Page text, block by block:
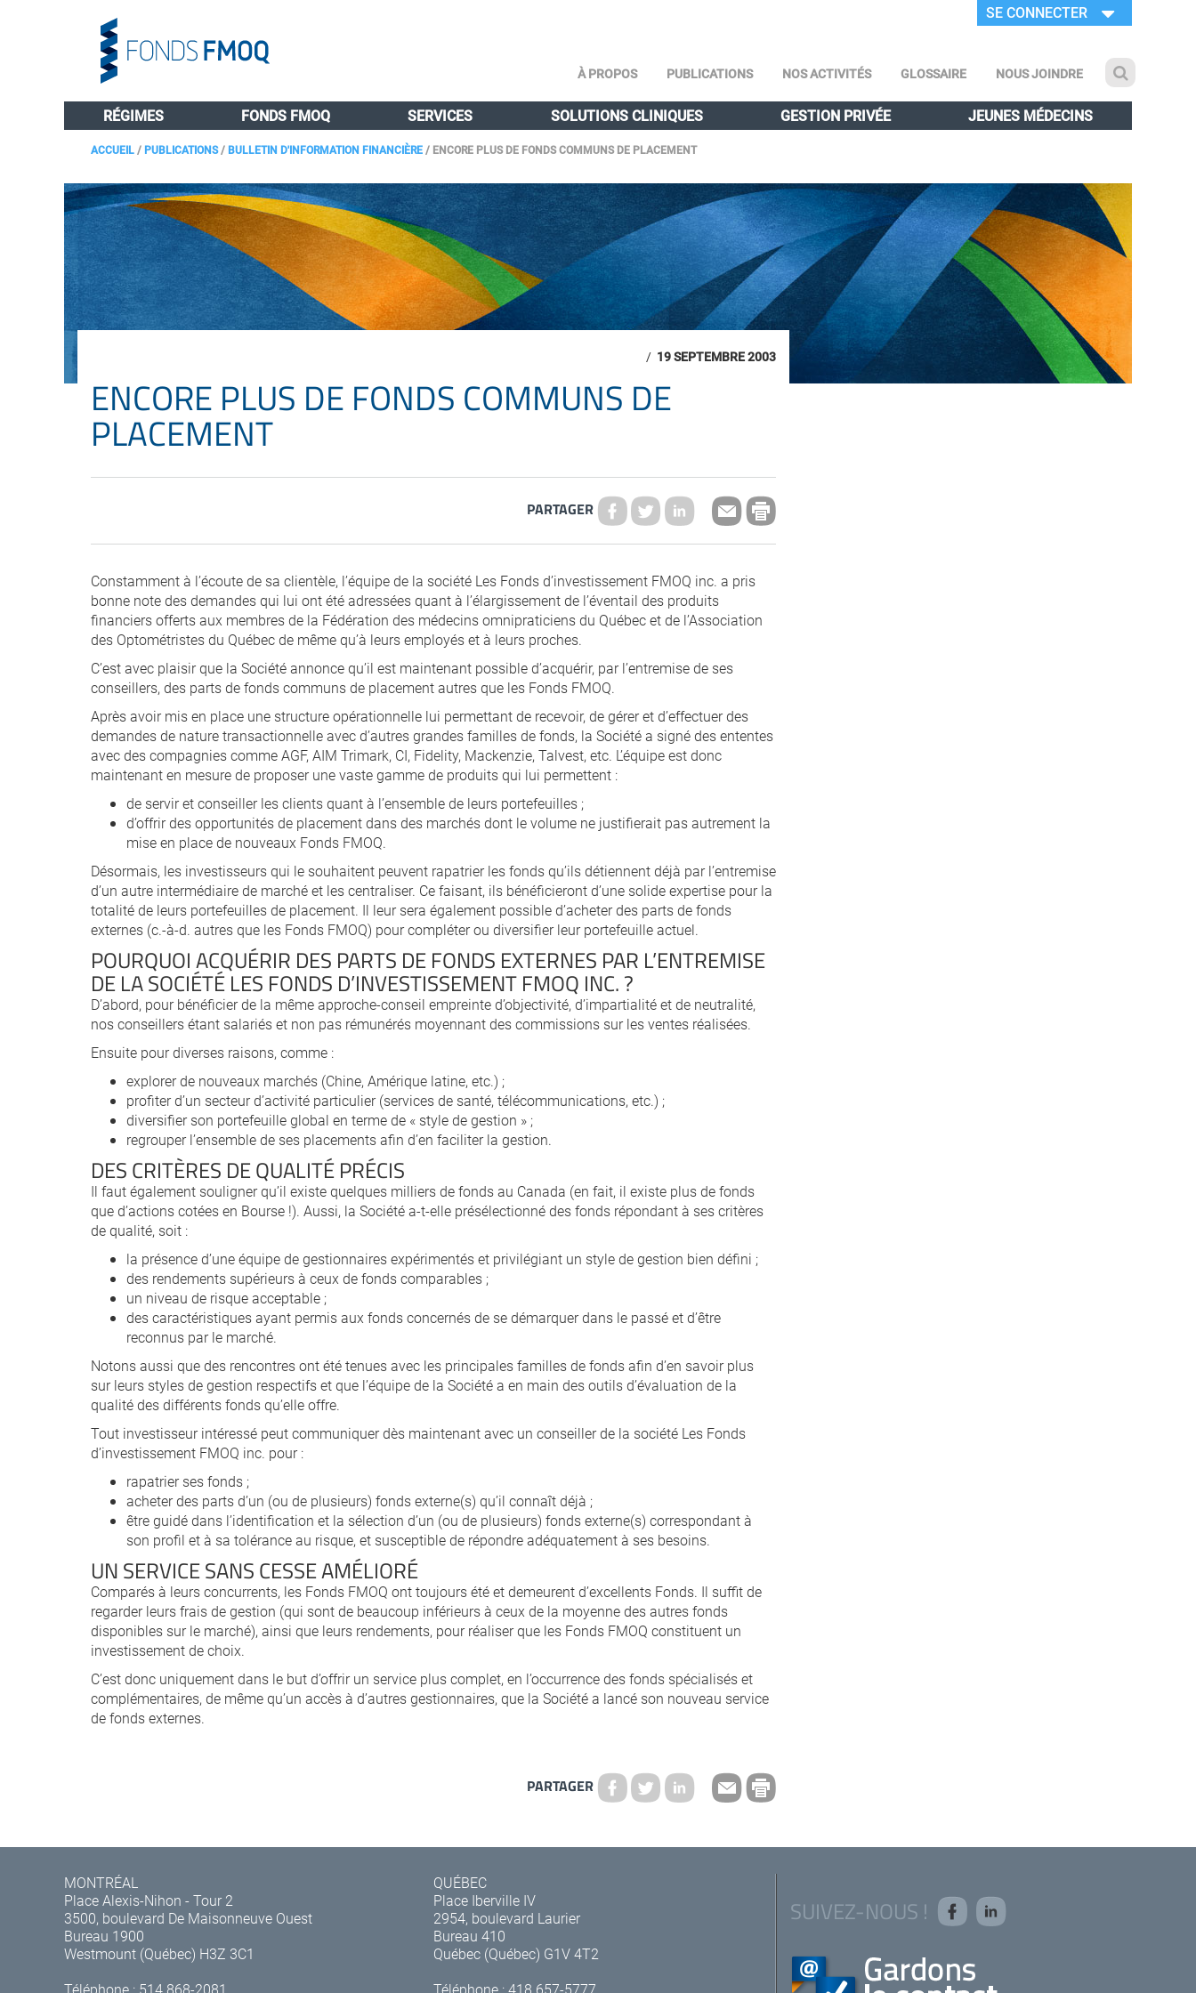
SE CONNECTER
À PROPOS PUBLICATIONS NOS ACTIVITÉS GLOSSAIRE NOUS JOINDRE
RÉGIMES FONDS FMOQ SERVICES SOLUTIONS CLINIQUES GESTION PRIVÉE JEUNES MÉDECINS
ACCUEIL/PUBLICATIONS/BULLETIN D'INFORMATION FINANCIÈRE/ ENCORE PLUS DE FONDS COMMUNS DE PLACEMENT
/ 19 SEPTEMBRE 2003
ENCORE PLUS DE FONDS COMMUNS DE
PLACEMENT
PARTAGER
Constamment à l’écoute de sa clientèle, l’équipe de la société Les Fonds d’investissement FMOQ inc. a pris
bonne note des demandes qui lui ont été adressées quant à l’élargissement de l’éventail des produits
financiers offerts aux membres de la Fédération des médecins omnipraticiens du Québec et de l’Association
des Optométristes du Québec de même qu’à leurs employés et à leurs proches.
C’est avec plaisir que la Société annonce qu’il est maintenant possible d’acquérir, par l’entremise de ses
conseillers, des parts de fonds communs de placement autres que les Fonds FMOQ.
Après avoir mis en place une structure opérationnelle lui permettant de recevoir, de gérer et d’effectuer des
demandes de nature transactionnelle avec d’autres grandes familles de fonds, la Société a signé des ententes
avec des compagnies comme AGF, AIM Trimark, CI, Fidelity, Mackenzie, Talvest, etc. L’équipe est donc
maintenant en mesure de proposer une vaste gamme de produits qui lui permettent :
de servir et conseiller les clients quant à l’ensemble de leurs portefeuilles ;
d’offrir des opportunités de placement dans des marchés dont le volume ne justifierait pas autrement la
mise en place de nouveaux Fonds FMOQ.
Désormais, les investisseurs qui le souhaitent peuvent rapatrier les fonds qu’ils détiennent déjà par l’entremise
d’un autre intermédiaire de marché et les centraliser. Ce faisant, ils bénéficieront d’une solide expertise pour la
totalité de leurs portefeuilles de placement. Il leur sera également possible d’acheter des parts de fonds
externes (c.-à-d. autres que les Fonds FMOQ) pour compléter ou diversifier leur portefeuille actuel.
POURQUOI ACQUÉRIR DES PARTS DE FONDS EXTERNES PAR L’ENTREMISE
DE LA SOCIÉTÉ LES FONDS D’INVESTISSEMENT FMOQ INC. ?
D’abord, pour bénéficier de la même approche-conseil empreinte d’objectivité, d’impartialité et de neutralité,
nos conseillers étant salariés et non pas rémunérés moyennant des commissions sur les ventes réalisées.
Ensuite pour diverses raisons, comme :
explorer de nouveaux marchés (Chine, Amérique latine, etc.) ;
profiter d’un secteur d’activité particulier (services de santé, télécommunications, etc.) ;
diversifier son portefeuille global en terme de « style de gestion » ;
regrouper l’ensemble de ses placements afin d’en faciliter la gestion.
DES CRITÈRES DE QUALITÉ PRÉCIS
Il faut également souligner qu’il existe quelques milliers de fonds au Canada (en fait, il existe plus de fonds
que d’actions cotées en Bourse !). Aussi, la Société a-t-elle présélectionné des fonds répondant à ses critères
de qualité, soit :
la présence d’une équipe de gestionnaires expérimentés et privilégiant un style de gestion bien défini ;
des rendements supérieurs à ceux de fonds comparables ;
un niveau de risque acceptable ;
des caractéristiques ayant permis aux fonds concernés de se démarquer dans le passé et d’être
reconnus par le marché.
Notons aussi que des rencontres ont été tenues avec les principales familles de fonds afin d’en savoir plus
sur leurs styles de gestion respectifs et que l’équipe de la Société a en main des outils d’évaluation de la
qualité des différents fonds qu’elle offre.
Tout investisseur intéressé peut communiquer dès maintenant avec un conseiller de la société Les Fonds
d’investissement FMOQ inc. pour :
rapatrier ses fonds ;
acheter des parts d’un (ou de plusieurs) fonds externe(s) qu’il connaît déjà ;
être guidé dans l’identification et la sélection d’un (ou de plusieurs) fonds externe(s) correspondant à
son profil et à sa tolérance au risque, et susceptible de répondre adéquatement à ses besoins.
UN SERVICE SANS CESSE AMÉLIORÉ
Comparés à leurs concurrents, les Fonds FMOQ ont toujours été et demeurent d’excellents Fonds. Il suffit de
regarder leurs frais de gestion (qui sont de beaucoup inférieurs à ceux de la moyenne des autres fonds
disponibles sur le marché), ainsi que leurs rendements, pour réaliser que les Fonds FMOQ constituent un
investissement de choix.
C’est donc uniquement dans le but d’offrir un service plus complet, en l’occurrence des fonds spécialisés et
complémentaires, de même qu’un accès à d’autres gestionnaires, que la Société a lancé son nouveau service
de fonds externes.
PARTAGER
MONTRÉAL
Place Alexis-Nihon - Tour 2
3500, boulevard De Maisonneuve Ouest
Bureau 1900
Westmount (Québec) H3Z 3C1
Téléphone : 514 868-2081
QUÉBEC
Place Iberville IV
2954, boulevard Laurier
Bureau 410
Québec (Québec) G1V 4T2
Téléphone :418 657-5777
SUIVEZ-NOUS !